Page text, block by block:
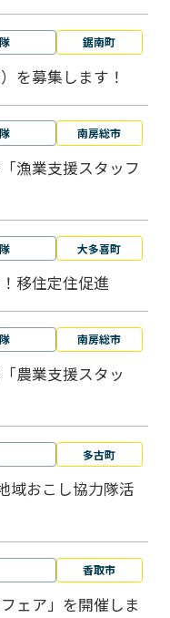
鋸南町
を募集します！
南房総市
漁業支援スタッフ
大多喜町
移住定住促進
南房総市
農業支援スタッ
多古町
域おこし協力隊活
香取市
ェア」を開催しま